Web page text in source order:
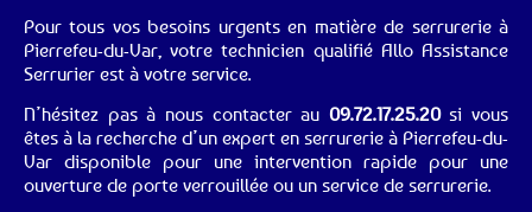
Pour tous vos besoins urgents en matière de serrurerie à
Pierrefeu-du-Var, votre technicien qualifié Allo Assistance
Serrurier est à votre service.
N’hésitez pas à nous contacter au 09.72.17.25.20si vous
êtes à la recherche d’un expert en serrurerie à Pierrefeu-du-
Var disponible pour une intervention rapide pour une
ouverture de porte verrouillée ou un service de serrurerie.